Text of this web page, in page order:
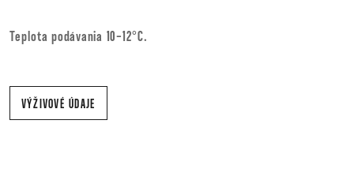
Teplota podávania 10-12°C.
VÝŽIVOVÉ ÚDAJE